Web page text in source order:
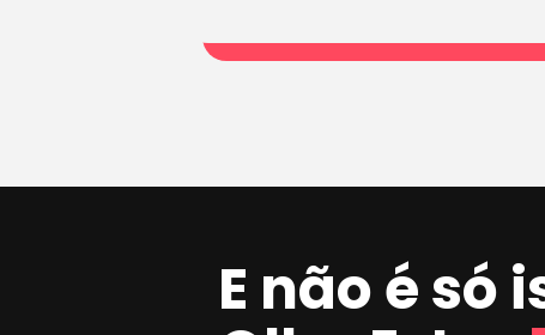
E não é só